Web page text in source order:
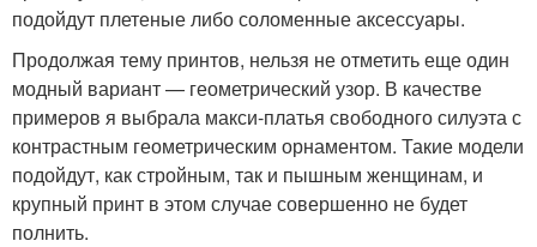
подойдут плетеные либо соломенные аксессуары.
Продолжая тему принтов, нельзя не отметить еще один
модный вариант — геометрический узор. В качестве
примеров я выбрала макси-платья свободного силуэта с
контрастным геометрическим орнаментом. Такие модели
подойдут, как стройным, так и пышным женщинам, и
крупный принт в этом случае совершенно не будет
полнить.